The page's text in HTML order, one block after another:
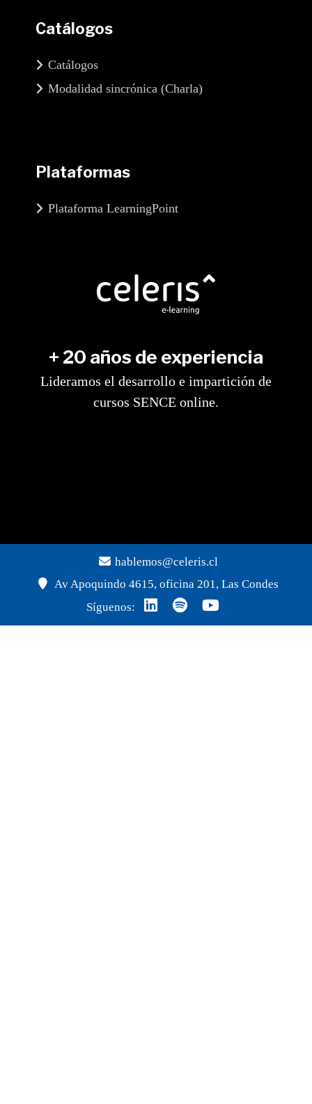
+ 20 años de experiencia
Lideramos el desarrollo e impartición de
cursos SENCE online.
Plataformas
Plataforma LearningPoint
Catálogos
Catálogos
Modalidad sincrónica (Charla)
hablemos@celeris.cl
Av Apoquindo 4615, oficina 201, Las Condes
Síguenos: